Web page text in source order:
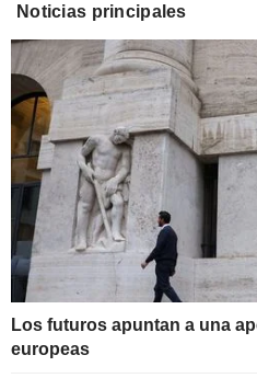
Noticias principales
Los futuros apuntan a una
europeas